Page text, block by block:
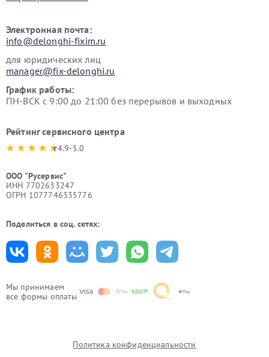
Мы принимаем
все формы оплаты
Электронная почта:
info@delonghi-fixim.ru
для юридических лиц
manager@fix-delonghi.ru
График работы:
ПН-ВСК с 9:00 до 21:00 без перерывов и выходных
Рейтинг сервисного центра
4.9-5.0
ООО "Русервис"
ИНН 7702633247
ОГРН 1077746335776
Поделиться в соц. сетях:
Политика конфиденциальности